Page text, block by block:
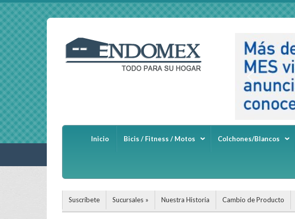
Inicio Bicis / Fitness / Motos Colchones/Blancos
Suscríbete Sucursales Nuestra Historia Cambio de Producto